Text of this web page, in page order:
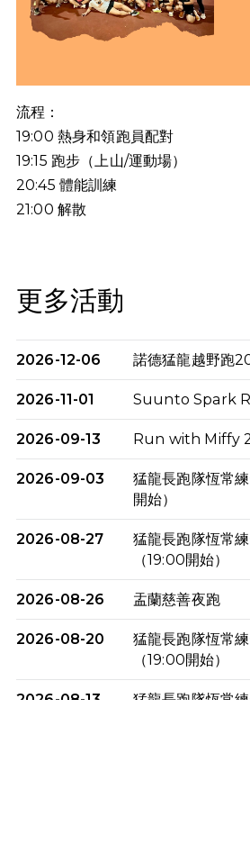
流程：
19:00 熱身和領跑員配對
19:15 跑步（上山/運動場）
20:45 體能訓練
21:00 解散
更多活動
2026-12-06 諾德猛龍越野跑
2026-11-01 Suunto Spark
2026-09-13 Run with Miffy
2026-09-03
猛龍長跑隊恆常
開始）
2026-08-27
猛龍長跑隊恆常
（19:00開始）
2026-08-26 盂蘭慈善夜跑
2026-08-20
猛龍長跑隊恆常
（19:00開始）
2026-08-13
猛龍長跑隊恆常